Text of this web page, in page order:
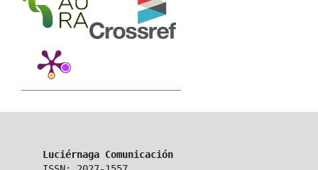
Luciérnaga Comunicación